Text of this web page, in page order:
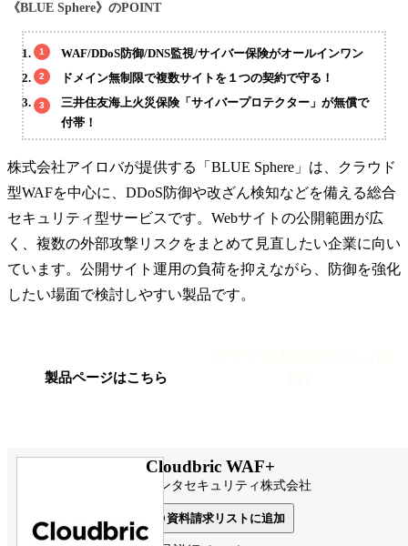
《BLUE Sphere》のPOINT
WAF/DDoS防御/DNS監視/サイバー保険がオールインワン
ドメイン無制限で複数サイトを１つの契約で守る！
三井住友海上火災保険「サイバープロテクター」が無償で
付帯！
株式会社アイロバが提供する「BLUE Sphere」は、クラウド
型WAFを中心に、DDoS防御や改ざん検知などを備える総合
セキュリティ型サービスです。Webサイトの公開範囲が広
く、複数の外部攻撃リスクをまとめて見直したい企業に向い
ています。公開サイト運用の負荷を抑えながら、防御を強化
したい場面で検討しやすい製品です。
製品ページはこちら
Cloudbric WAF+
ペンタセキュリティ株式会社
資料請求リストに追加